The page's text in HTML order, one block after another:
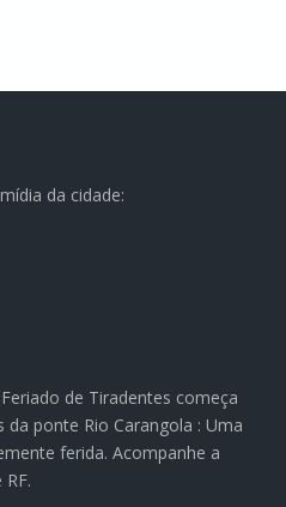
da cidade:
de Tiradentes começa
ponte Rio Carangola : Uma
ferida. Acompanhe a